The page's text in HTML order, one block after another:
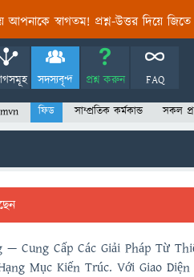
আপনাকে স্বাগতম! প্রশ্ন-উত্তর দিয়ে জিতে
সদস্যবৃন্দ প্রশ্ন করুন FAQ
ফিড সাম্প্রতিক কর্মকান্ড সকল
Cung Cấp Các Giải Pháp Từ
Mục Kiến Trúc. Với Giao Diện